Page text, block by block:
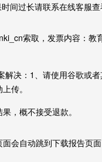
间过长请联系在线客服查
索取，发票内容：教
决：1、请使用谷歌或者
传。
，概不接受退款。
会自动跳到下载报告页